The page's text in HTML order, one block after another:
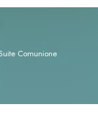
Comunione